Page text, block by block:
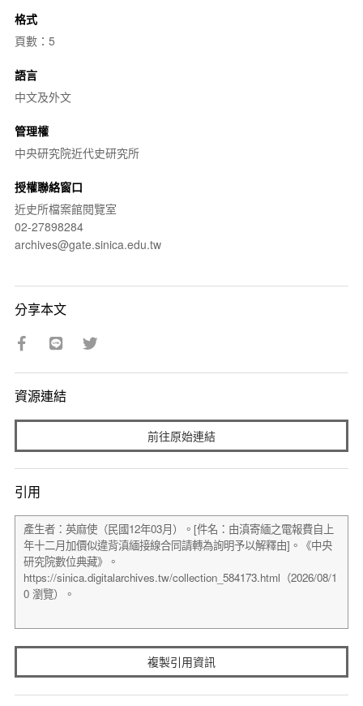
格式
頁數：5
語言
中文及外文
管理權
中央研究院近代史研究所
授權聯絡窗口
近史所檔案館閱覽室
02-27898284
archives@gate.sinica.edu.tw
分享本文
資源連結
前往原始連結
引用
複製引用資訊